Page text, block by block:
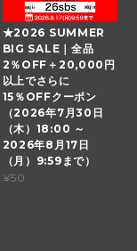
★2026 SUMMER
BIG SALE｜全品
2％OFF＋20,000円
以上でさらに
15％OFFクーポン
（2026年7月30日
（木）18:00 ～
2026年8月17日
（月）9:59まで）
¥50